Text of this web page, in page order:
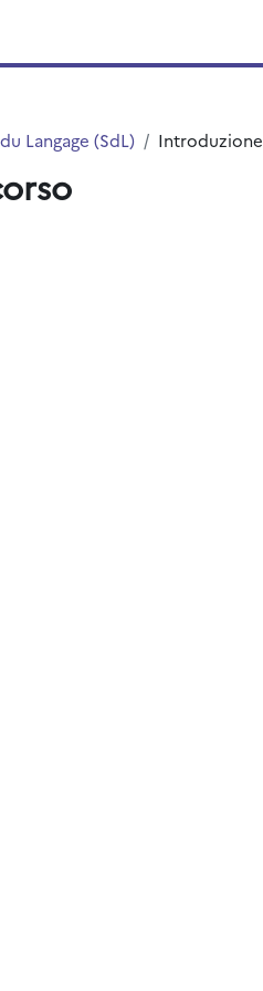
Langage (SdL) Introduzione